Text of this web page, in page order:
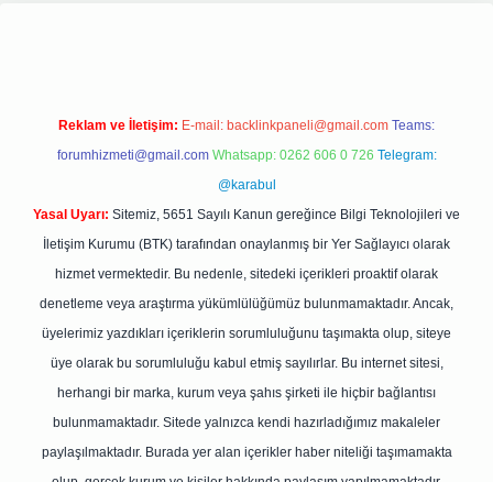
Reklam ve İletişim: E-mail: backlinkpaneli@gmail.com Teams:
forumhizmeti@gmail.com Whatsapp: 0262 606 0 726 Telegram:
@karabul
Yasal Uyarı: Sitemiz, 5651 Sayılı Kanun gereğince Bilgi Teknolojileri ve
İletişim Kurumu (BTK) tarafından onaylanmış bir Yer Sağlayıcı olarak
hizmet vermektedir. Bu nedenle, sitedeki içerikleri proaktif olarak
denetleme veya araştırma yükümlülüğümüz bulunmamaktadır. Ancak,
üyelerimiz yazdıkları içeriklerin sorumluluğunu taşımakta olup, siteye
üye olarak bu sorumluluğu kabul etmiş sayılırlar. Bu internet sitesi,
herhangi bir marka, kurum veya şahıs şirketi ile hiçbir bağlantısı
bulunmamaktadır. Sitede yalnızca kendi hazırladığımız makaleler
paylaşılmaktadır. Burada yer alan içerikler haber niteliği taşımamakta